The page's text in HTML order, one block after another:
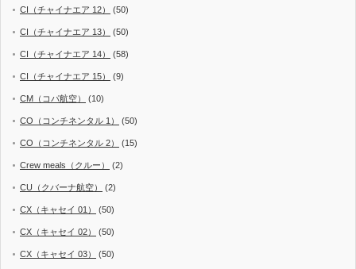
CI（チャイナエア 12） (50)
CI（チャイナエア 13） (50)
CI（チャイナエア 14） (58)
CI（チャイナエア 15） (9)
CM（コパ航空） (10)
CO（コンチネンタル 1） (50)
CO（コンチネンタル 2） (15)
Crew meals（クルー） (2)
CU（クバーナ航空） (2)
CX（キャセイ 01） (50)
CX（キャセイ 02） (50)
CX（キャセイ 03） (50)